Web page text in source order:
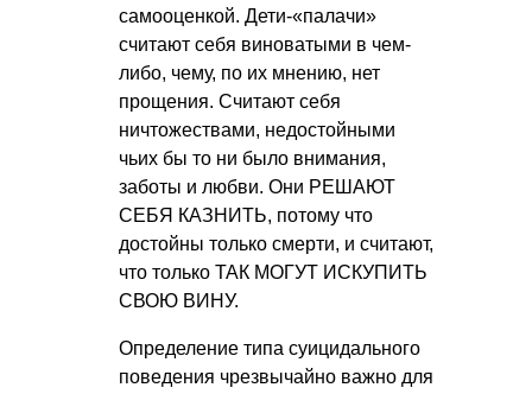
самооценкой. Дети-«палачи»
считают себя виноватыми в чем-
либо, чему, по их мнению, нет
прощения. Считают себя
ничтожествами, недостойными
чьих бы то ни было внимания,
заботы и любви. Они РЕШАЮТ
СЕБЯ КАЗНИТЬ, потому что
достойны только смерти, и считают,
что только ТАК МОГУТ ИСКУПИТЬ
СВОЮ ВИНУ.
Определение типа суицидального
поведения чрезвычайно важно для